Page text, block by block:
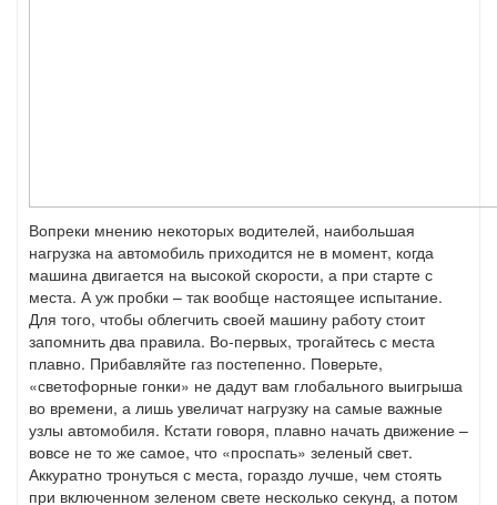
Вопреки мнению некоторых водителей, наибольшая
нагрузка на автомобиль приходится не в момент, когда
машина двигается на высокой скорости, а при старте с
места. А уж пробки – так вообще настоящее испытание.
Для того, чтобы облегчить своей машину работу стоит
запомнить два правила. Во-первых, трогайтесь с места
плавно. Прибавляйте газ постепенно. Поверьте,
«светофорные гонки» не дадут вам глобального выигрыша
во времени, а лишь увеличат нагрузку на самые важные
узлы автомобиля. Кстати говоря, плавно начать движение –
вовсе не то же самое, что «проспать» зеленый свет.
Аккуратно тронуться с места, гораздо лучше, чем стоять
при включенном зеленом свете несколько секунд, а потом